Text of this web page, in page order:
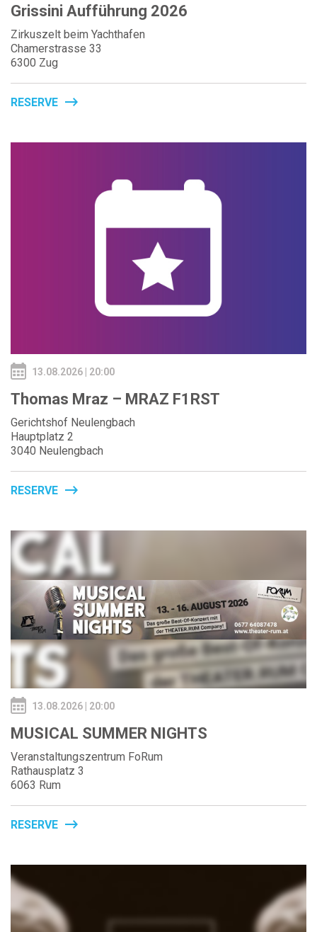
Grissini Aufführung 2026
Zirkuszelt beim Yachthafen
Chamerstrasse 33
6300 Zug
RESERVE
13.08.2026 | 20:00
Thomas Mraz – MRAZ F1RST
Gerichtshof Neulengbach
Hauptplatz 2
3040 Neulengbach
RESERVE
13.08.2026 | 20:00
MUSICAL SUMMER NIGHTS
Veranstaltungszentrum FoRum
Rathausplatz 3
6063 Rum
RESERVE